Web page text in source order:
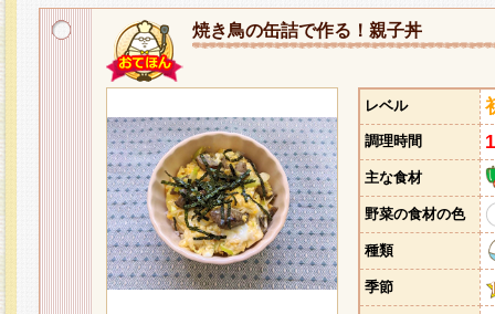
焼き鳥の缶詰で作る！親子丼
レベル
調理時間
主な食材
野菜の食材の色
種類
季節